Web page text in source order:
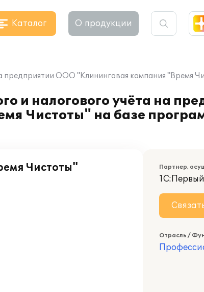
Каталог О продукции
предприятии ООО "Клининговая компания "Время
и налогового учёта на
Чистоты" на базе
Чистоты" Партнер,
Отрасль /